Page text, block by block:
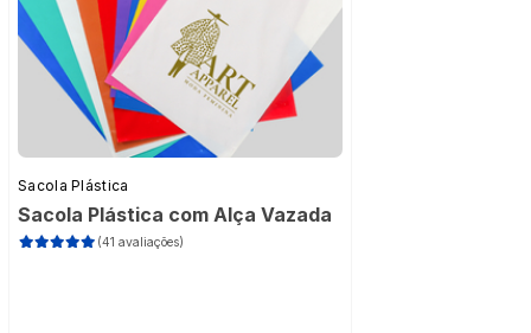
Sacola Plástica
Sacola Plástica com Alça Vazada
(41 avaliações)